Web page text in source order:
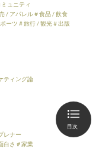
目次
ミュニティ
/ アパレル＃食品 / 飲食
ーツ ＃旅行 / 観光＃出版
ティング論
レナー
白さ ＃家業